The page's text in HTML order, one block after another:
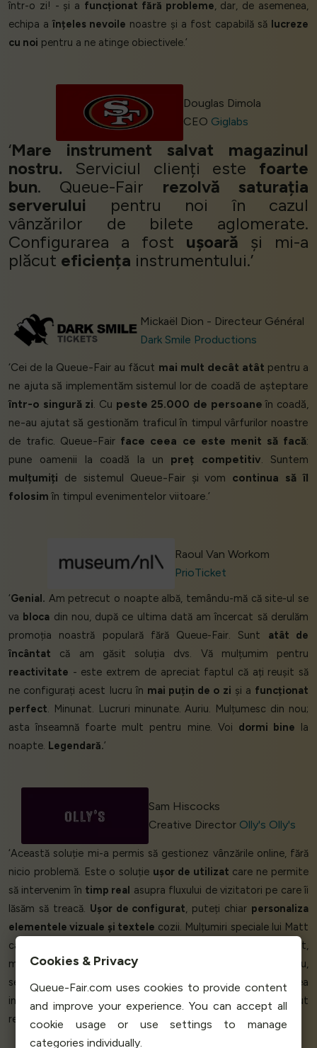
într-o zi! - și a funcționat fără probleme, dar, de asemenea,
echipa aînțeles nevoile noastre și a fost capabilă să lucreze
cu noi pentru a ne atinge obiectivele.’
Douglas Dimola
CEO Giglabs
‘Mare instrument salvat magazinul
nostru. Serviciul clienți este foarte
bun. Queue-Fair rezolvă saturația
serverului pentru noi în cazul
vânzărilor de bilete aglomerate.
Configurarea a fost ușoară și mi-a
plăcut eficiența instrumentului.’
Mickaël Dion - Directeur Général
Dark Smile Productions
‘Cei de la Queue-Fair au făcut mai mult decât atât pentru a
ne ajuta să implementăm sistemul lor de coadă de așteptare
într-o singură zi. Cu peste 25.000 de persoane în coadă,
ne-au ajutat să gestionăm traficul în timpul vârfurilor noastre
de trafic. Queue-Fair face ceea ce este menit să facă:
pune oamenii la coadă la un preț competitiv. Suntem
mulțumiți de sistemul Queue-Fair și vom continua să îl
folosim în timpul evenimentelor viitoare.’
Raoul Van Workom
PrioTicket
‘Genial. Am petrecut o noapte albă, temându-mă că site-ul se
va bloca din nou, după ce ultima dată am încercat să derulăm
promoția noastră populară fără Queue-Fair. Sunt atât de
încântat că am găsit soluția dvs. Vă mulțumim pentru
reactivitate - este extrem de apreciat faptul că ați reușit să
ne configurați acest lucru în mai puțin de o zi și a funcționat
perfect. Minunat. Lucruri minunate. Auriu. Mulțumesc din nou;
asta înseamnă foarte mult pentru mine. Voi dormi bine la
noapte. Legendară.’
Sam Hiscocks
Creative Director Olly's Olly's
‘Această soluție mi-a permis să gestionez vânzările online, fără
nicio problemă. Este o soluție ușor de utilizat care ne permite
să intervenim în timp real asupra fluxului de vizitatori pe care îi
lăsăm să treacă. Ușor de configurat, puteți chiar personaliza
elementele vizuale și textele cozii. Mulțumiri speciale lui Matt
care mi-a explicat totul în franceză, disponibil și eficient,
mulțumesc din nou Matt! Înainte de a utiliza acest serviciu,
serverul nostru web avea probleme de încetinire și devenea
inaccesibil. Prin controlul fluxului de vizitatori, am putut
remedia această problemă.’
Cookies & Privacy
Queue-Fair.com uses cookies to provide content
and improve your experience. You can accept all
cookie usage or use settings to manage
categories individually.